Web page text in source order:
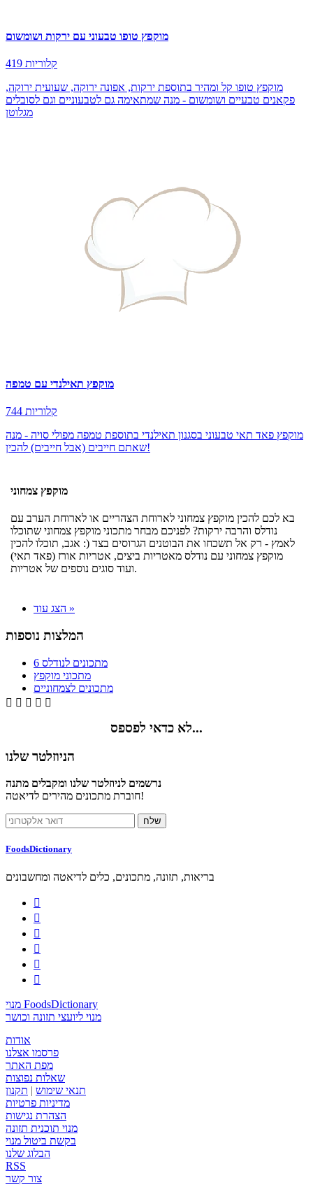
מוקפץ טופו טבעוני עם ירקות ושומשום
419 קלוריות
מוקפץ טופו קל ומהיר בתוספת ירקות, אפונה ירוקה, שעועית ירוקה,
פקאנים טבעיים ושומשום - מנה שמתאימה גם לטבעוניים וגם לסובלים
מגלוטן
מוקפץ תאילנדי עם טמפה
744 קלוריות
מוקפץ פאד תאי טבעוני בסגנון תאילנדי בתוספת טמפה מפולי סויה - מנה
שאתם חייבים (אבל חייבים) להכין!
מוקפץ צמחוני
בא לכם להכין מוקפץ צמחוני לארוחת הצהריים או לארוחת הערב עם
נודלס והרבה ירקות? לפניכם מבחר מתכוני מוקפץ צמחוני שתוכלו
לאמץ - רק אל תשכחו את הבוטנים הגרוסים בצד (: אגב, תוכלו להכין
מוקפץ צמחוני עם נודלס מאטריות ביצים, אטריות אורז (פאד תאי)
ועוד סוגים נוספים של אטריות.
הצג עוד »
המלצות נוספות
6 מתכונים לנודלס
מתכוני מוקפץ
מתכונים לצמחוניים
    
לא כדאי לפספס...
הניוזלטר שלנו
נרשמים לניוזלטר שלנו ומקבלים מתנה
חוברת מתכונים מהירים לדיאטה!
FoodsDictionary
בריאות, תזונה, מתכונים, כלים לדיאטה ומחשבונים






מנוי FoodsDictionary
מנוי ליועצי תזונה וכושר
אודות
פרסמו אצלנו
מפת האתר
שאלות נפוצות
תנאי שימוש | תקנון
מדיניות פרטיות
הצהרת נגישות
מנוי תוכנית תזונה
בקשת ביטול מנוי
הבלוג שלנו
RSS
צור קשר